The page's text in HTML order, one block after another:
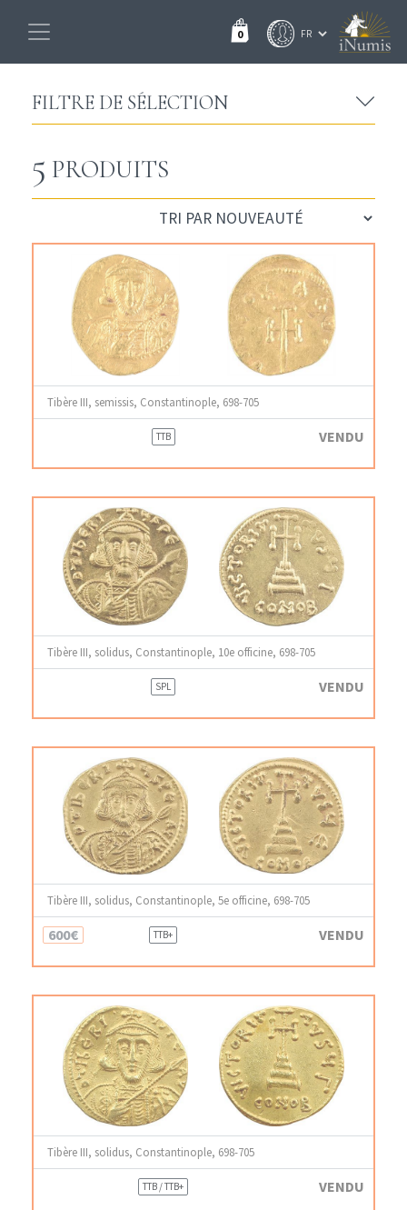
0
FILTRE DE SÉLECTION
5 PRODUITS
Tibère III, semissis, Constantinople, 698-705
TTB VENDU
Tibère III, solidus, Constantinople, 10e officine, 698-705
SPL VENDU
Tibère III, solidus, Constantinople, 5e officine, 698-705
600€ TTB+ VENDU
Tibère III, solidus, Constantinople, 698-705
TTB / TTB+ VENDU